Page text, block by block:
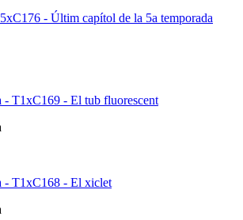
- Últim capítol de la 5a temporada
- T1xC169 - El tub fluorescent
- T1xC168 - El xiclet